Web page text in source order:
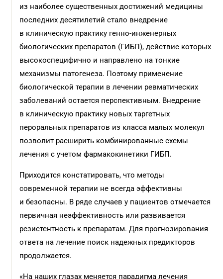
из наиболее существенных достижений медицины
последних десятилетий стало внедрение
в клиническую практику генно-инженерных
биологических препаратов (ГИБП), действие которых
высокоспецифично и направлено на тонкие
механизмы патогенеза. Поэтому применение
биологической терапии в лечении ревматических
заболеваний остается перспективным. Внедрение
в клиническую практику новых таргетных
пероральных препаратов из класса малых молекул
позволит расширить комбинированные схемы
лечения с учетом фармакокинетики ГИБП.
Приходится констатировать, что методы
современной терапии не всегда эффективны
и безопасны. В ряде случаев у пациентов отмечается
первичная неэффективность или развивается
резистентность к препаратам. Для прогнозирования
ответа на лечение поиск надежных предикторов
продолжается.
«На наших глазах меняется парадигма лечения